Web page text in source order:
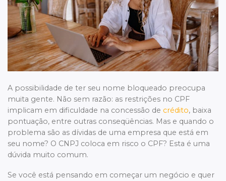
A possibilidade de ter seu nome bloqueado preocupa
muita gente. Não sem razão: as restrições no CPF
implicam em dificuldade na concessão de crédito, baixa
pontuação, entre outras conseqüências. Mas e quando o
problema são as dívidas de uma empresa que está em
seu nome? O CNPJ coloca em risco o CPF? Esta é uma
dúvida muito comum.
Se você está pensando em começar um negócio e quer